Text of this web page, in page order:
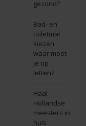
gezond?
Bad- en
toiletmat
kiezen:
waar moet
je op
letten?
Haal
Hollandse
meesters in
huis